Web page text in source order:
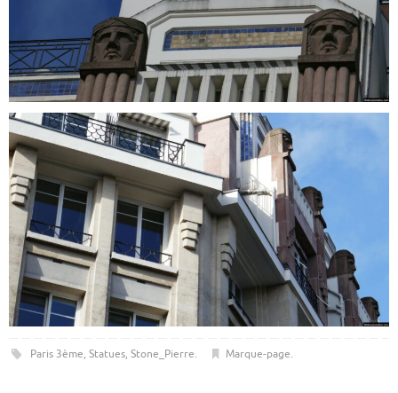
Paris 3ème, Statues, Stone_Pierre. Marque-page.